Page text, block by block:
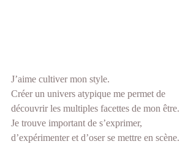
J’aime cultiver mon style.
Créer un univers atypique me permet de
découvrir les multiples facettes de mon être.
Je trouve important de s’exprimer,
d’expérimenter et d’oser se mettre en scène.